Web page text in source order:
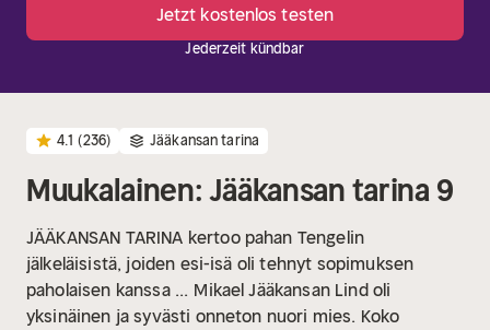
Jetzt kostenlos testen
Jederzeit kündbar
4.1 (236) Jääkansan tarina
Muukalainen: Jääkansan tarina 9
JÄÄKANSAN TARINA kertoo pahan Tengelin
jälkeläisistä, joiden esi-isä oli tehnyt sopimuksen
paholaisen kanssa ... Mikael Jääkansan Lind oli
yksinäinen ja syvästi onneton nuori mies. Koko